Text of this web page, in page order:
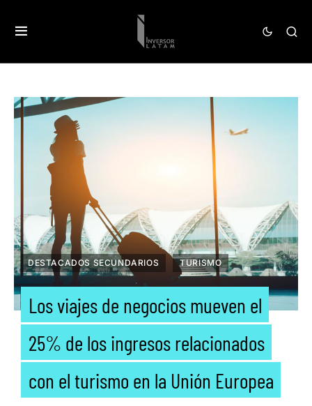
DESTACADOS SECUNDARIOS TURISMO
Los viajes de negocios mueven el
25% de los ingresos relacionados
con el turismo en la Unión Europea